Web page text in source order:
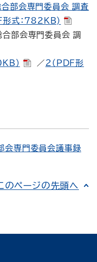
部会専門委員会 調査
形式：782KB)
部会専門委員会 調
）
／ ２（PDF形
会専門委員会議事録
のページの先頭へ